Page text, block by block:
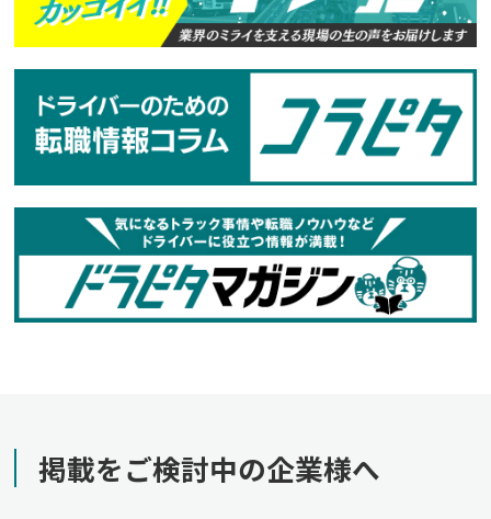
掲載をご検討中の企業様へ